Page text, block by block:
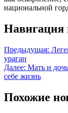
национальной
Навигация
Предыдущая:
ураган
Далее: Мать и
себе жизнь
Похожие